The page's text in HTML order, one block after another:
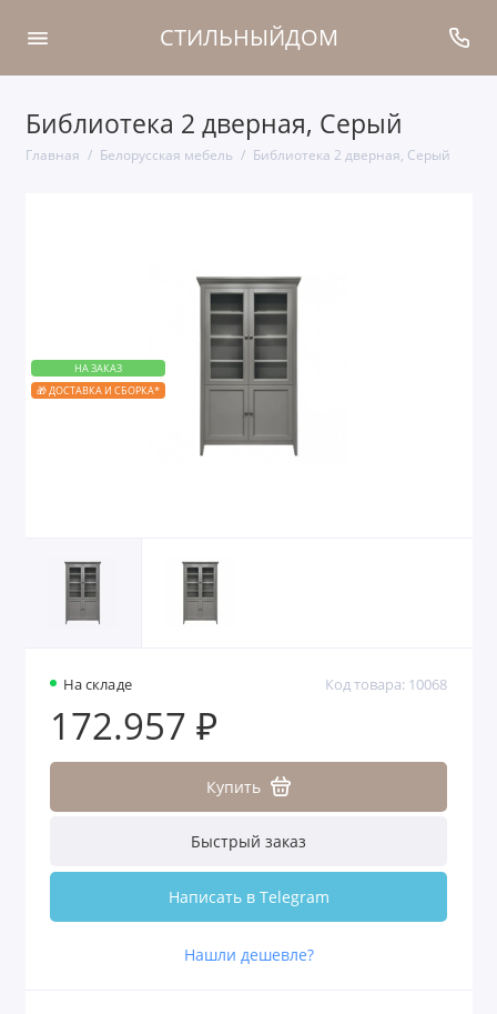
СТИЛЬНЫЙДОМ
Библиотека 2 дверная, Серый
Главная Белорусская мебель Библиотека 2 дверная, Серый
НА ЗАКАЗ
🎁 ДОСТАВКА И СБОРКА*
На складе Код товара: 10068
172.957 ₽
Купить
Быстрый заказ
Написать в Telegram
Нашли дешевле?